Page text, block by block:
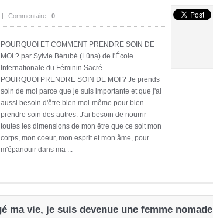
| Commentaire : 0
POURQUOI ET COMMENT PRENDRE SOIN DE
MOI ? par Sylvie Bérubé (Lüna) de l'École
Internationale du Féminin Sacré
POURQUOI PRENDRE SOIN DE MOI ? Je prends
soin de moi parce que je suis importante et que j'ai
aussi besoin d'être bien moi-même pour bien
prendre soin des autres. J'ai besoin de nourrir
toutes les dimensions de mon être que ce soit mon
corps, mon coeur, mon esprit et mon âme, pour
m'épanouir dans ma ...
ma vie, je suis devenue une femme nomade